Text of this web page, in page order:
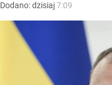
Dodano:dzisiaj7:09